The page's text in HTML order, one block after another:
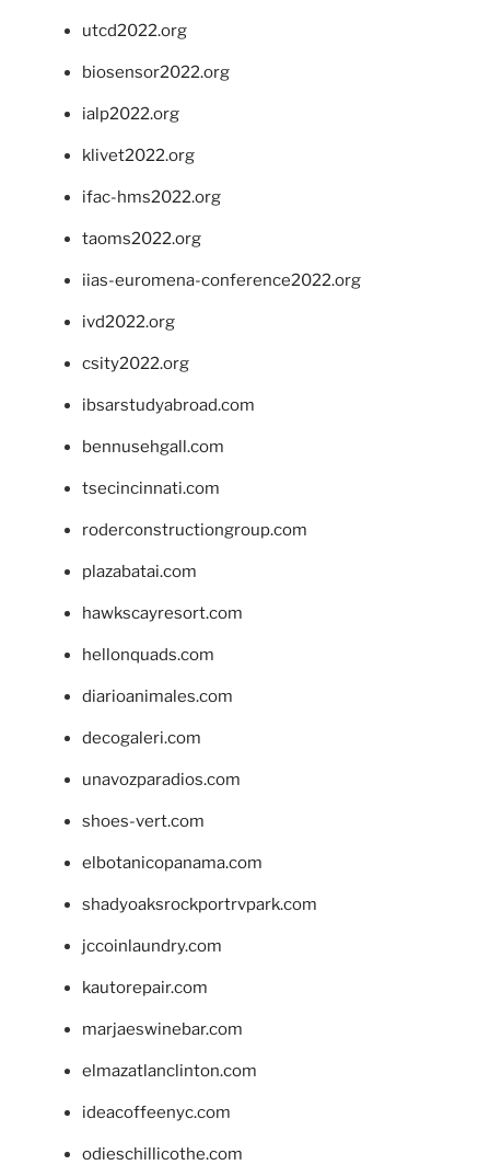
utcd2022.org
biosensor2022.org
ialp2022.org
klivet2022.org
ifac-hms2022.org
taoms2022.org
iias-euromena-conference2022.org
ivd2022.org
csity2022.org
ibsarstudyabroad.com
bennusehgall.com
tsecincinnati.com
roderconstructiongroup.com
plazabatai.com
hawkscayresort.com
hellonquads.com
diarioanimales.com
decogaleri.com
unavozparadios.com
shoes-vert.com
elbotanicopanama.com
shadyoaksrockportrvpark.com
jccoinlaundry.com
kautorepair.com
marjaeswinebar.com
elmazatlanclinton.com
ideacoffeenyc.com
odieschillicothe.com